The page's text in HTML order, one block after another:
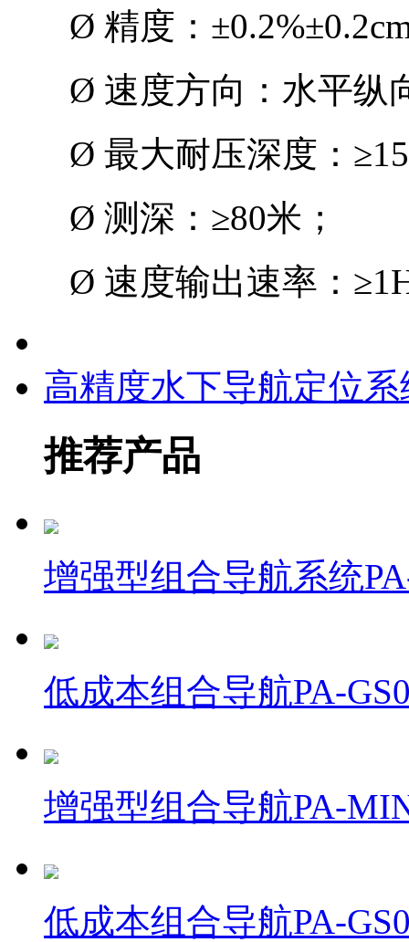
Ø 精度：
Ø 速度方向：水平纵
Ø 最大耐压深度：
Ø 测深： ≥80米；
Ø 速度输出速率：
高精度水下导航定位
推荐产品
增强型组合导航系统
低成本组合导航PA-
增强型组合导航PA-
低成本组合导航PA-